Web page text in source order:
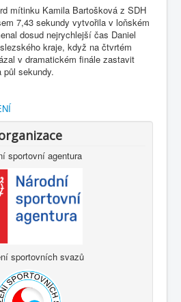
mítinku Kamila Bartošková z SDH
7,43 sekundy vytvořila v loňském
dosud nejrychlejší čas Daniel
kraje, když na čtvrtém
v dramatickém finále zastavit
půl sekundy.
sportovní agentura
sportovních svazů